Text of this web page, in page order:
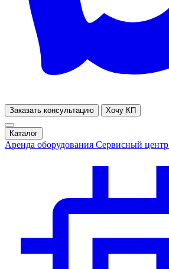
Заказать консультацию Хочу КП
Каталог
Аренда оборудования Сервисный центр